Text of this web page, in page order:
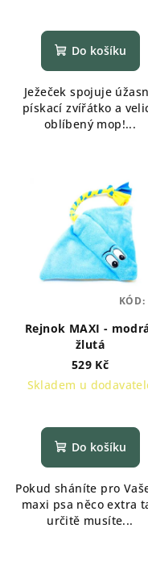
Do košíku
Ježeček spojuje
pískací zvířátko a
oblíbený mop!...
Rejnok MAXI -
žlutá
529 Kč
Skladem u
Do košíku
Pokud sháníte pro
maxi psa něco extra
určitě musíte...
KÓD: